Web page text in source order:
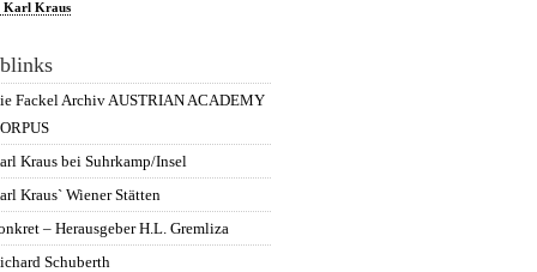
Karl Kraus
Fackel Archiv AUSTRIAN ACADEMY
Kraus bei Suhrkamp/Insel
Kraus` Wiener Stätten
– Herausgeber H.L. Gremliza
Schuberth